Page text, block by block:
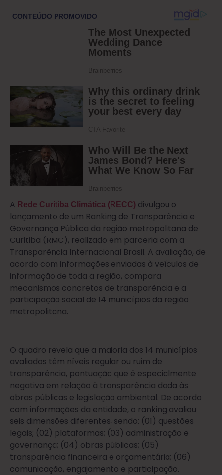
A Rede Curitiba Climática (RECC) divulgou o
lançamento de um Ranking de Transparência e
Governança Pública da região metropolitana de
Curitiba (RMC), realizado em parceria com a
Transparência Internacional Brasil. A avaliação, de
acordo com informações enviadas à veículos de
informação de toda a região, compara
mecanismos concretos de transparência e a
participação social de 14 municípios da região
metropolitana.
O quadro revela que a maioria dos 14 municípios
avaliados têm níveis regular ou ruim de
transparência, pontuação que é especialmente
negativa em relação à transparência dada às
obras públicas e legislação ambiental. De acordo
com informações da entidade, o ranking avaliou
seis dimensões diferentes, sendo: (01) questões
legais; (02) plataformas; (03) administração e
governança; (04) obras públicas; (05)
transparência financeira e orçamentária; (06)
comunicação, engajamento e participação.